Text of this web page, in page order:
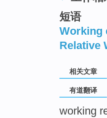
短语
Working
Relative
相关文章
有道翻译
working